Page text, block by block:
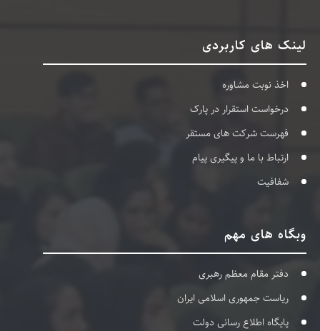
لینک های کاربردی
اخذ نوبت مشاوره
درخواست استقرار در پارک
فهرست شرکت های مستقر
ارتباط با ما و پیگیری پیام
شفافیت
وبگاه های مهم
دفتر مقام معظم رهبری
ریاست جمهوری اسلامی ایران
پایگاه اطلاع رسانی دولت